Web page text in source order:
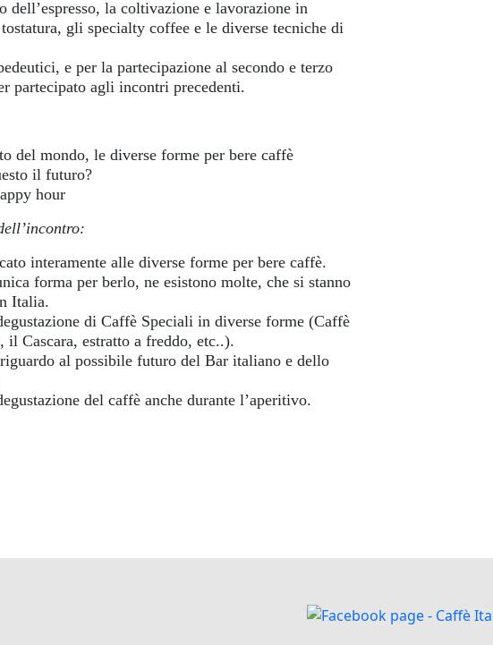
dell’espresso, la coltivazione e lavorazione in
gli specialty coffee e le diverse tecniche di
e per la partecipazione al secondo e terzo
partecipato agli incontri precedenti.
del mondo, le diverse forme per bere caffè
il futuro?
hour
interamente alle diverse forme per bere caffè.
forma per berlo, ne esistono molte, che si stanno
Italia.
di Caffè Speciali in diverse forme (Caffè
Cascara, estratto a freddo, etc..).
al possibile futuro del Bar italiano e dello
del caffè anche durante l’aperitivo.